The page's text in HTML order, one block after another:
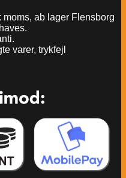
ab lager Flensborg
varer, trykfejl